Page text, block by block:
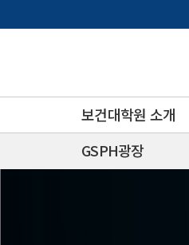
로
보건대학원 소개
GSPH광장